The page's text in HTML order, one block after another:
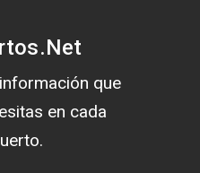
que
en cada